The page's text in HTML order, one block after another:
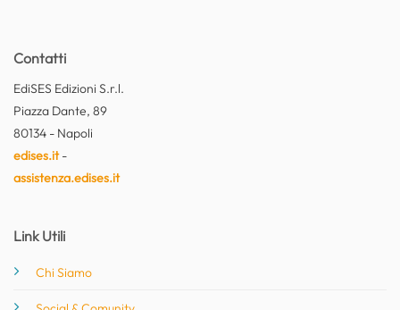
Contatti
EdiSES Edizioni S.r.l.
Piazza Dante, 89
80134 - Napoli
edises.it-
assistenza.edises.it
Link Utili
Chi Siamo